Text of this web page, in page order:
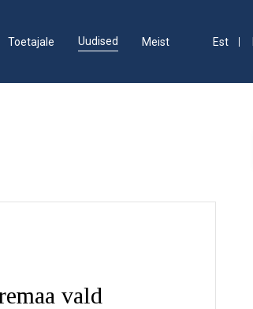
Est
Toetajale Uudised Meist
vald